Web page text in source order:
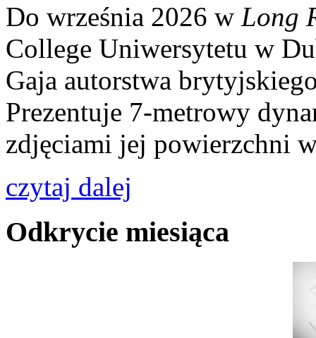
Do września 2026 w Long
College Uniwersytetu w
Gaja autorstwa
Prezentuje 7-metrowy
zdjęciami jej powierzchni
czytaj dalej
Odkrycie miesiąca